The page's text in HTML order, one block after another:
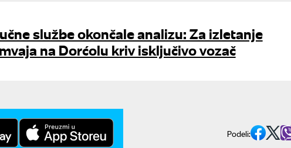
službe okončale analizu: Za izletanje
na Dorćolu kriv isključivo vozač
Podeli: